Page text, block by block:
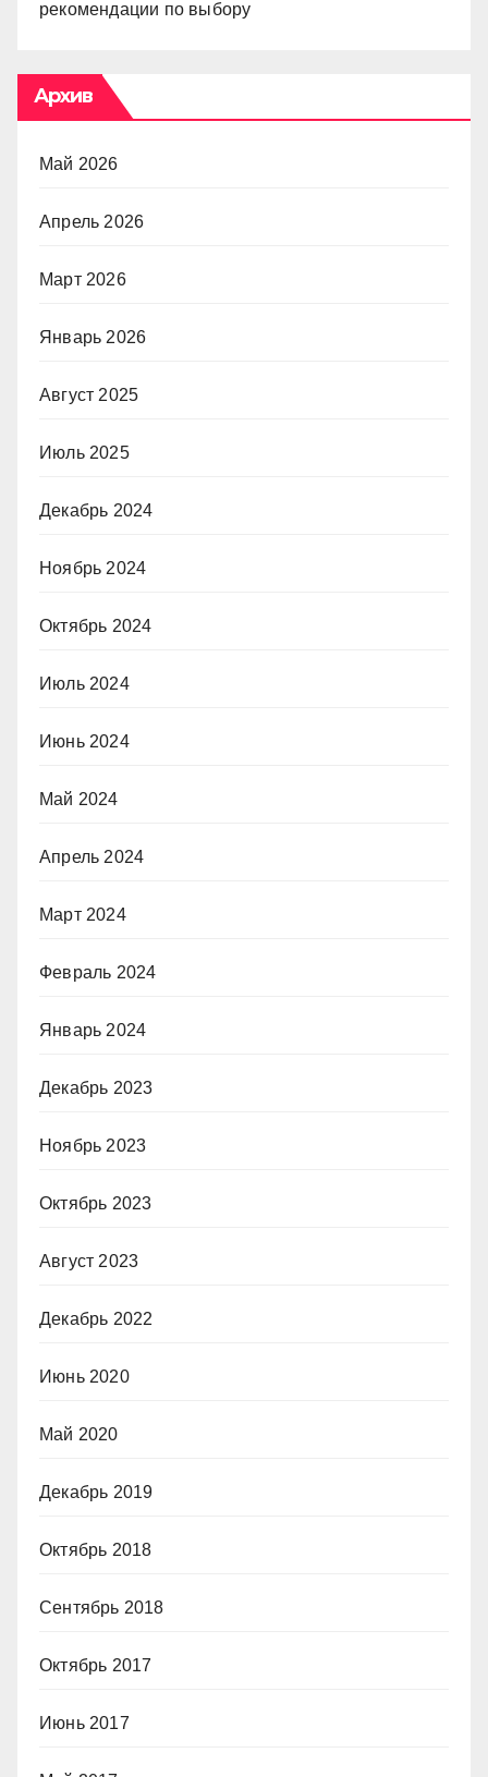
рекомендации по выбору
Архив
Май 2026
Апрель 2026
Март 2026
Январь 2026
Август 2025
Июль 2025
Декабрь 2024
Ноябрь 2024
Октябрь 2024
Июль 2024
Июнь 2024
Май 2024
Апрель 2024
Март 2024
Февраль 2024
Январь 2024
Декабрь 2023
Ноябрь 2023
Октябрь 2023
Август 2023
Декабрь 2022
Июнь 2020
Май 2020
Декабрь 2019
Октябрь 2018
Сентябрь 2018
Октябрь 2017
Июнь 2017